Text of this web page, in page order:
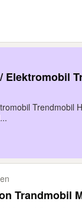
Elektromobil
Trendmobil
Trandmobil